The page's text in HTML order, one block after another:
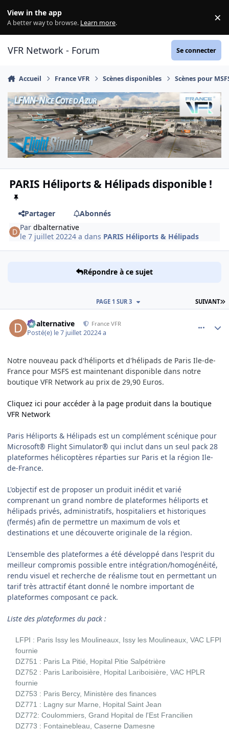
View in the app
A better way to browse. Learn more. ×
VFR Network - Forum Se connecter
Accueil France VFR Scènes disponibles Scènes pour
PARIS Héliports & Hélipads disponible !
Partager
Abonnés
Pardbalternative
le 7 juillet 20224 a dans PARIS Héliports & Hélipads
Répondre à ce sujet
SUIVANT
PAGE 1 SUR 3
dbalternative France VFR
Posté(e) le 7 juillet 20224 a
Notre nouveau pack d'héliports et d'hélipads de Paris Ile-de-
France pour MSFS est maintenant disponible dans notre
boutique VFR Network au prix de 29,90 Euros.
Cliquez ici pour accéder à la page produit dans la boutique
VFR Network
Paris Héliports & Hélipads est un complément scénique pour
Microsoft® Flight Simulator® qui inclut dans un seul pack 28
plateformes hélicoptères réparties sur Paris et la région Ile-
de-France.
L'objectif est de proposer un produit inédit et varié
comprenant un grand nombre de plateformes héliports et
hélipads privés, administratifs, hospitaliers et historiques
(fermés) afin de permettre un maximum de vols et
destinations et une découverte originale de la région.
L'ensemble des plateformes a été développé dans l'esprit du
meilleur compromis possible entre intégration/homogénéité,
rendu visuel et recherche de réalisme tout en permettant un
tarif très attractif étant donné le nombre important de
plateformes composant ce pack.
Liste des plateformes du pack :
LFPI : Paris Issy les Moulineaux, Issy les Moulineaux, VAC LFPI
fournie
DZ751 : Paris La Pitié, Hopital Pitie Salpétrière
DZ752 : Paris Lariboisière, Hopital Lariboisière, VAC HPLR
fournie
DZ753 : Paris Bercy, Ministère des finances
DZ771 : Lagny sur Marne, Hopital Saint Jean
DZ772: Coulommiers, Grand Hopital de l'Est Francilien
DZ773 : Fontainebleau, Caserne Damesne